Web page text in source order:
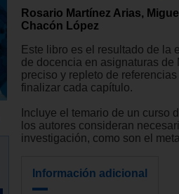
Rosario Martínez Arias,
Chacón López
Este libro es el resultado de la
de docencia en asignaturas
preciso y repleto de
finalizar cada capítulo.
Incluye el temario de un curso
los autores consideran
investigación, como son el
Información adicional